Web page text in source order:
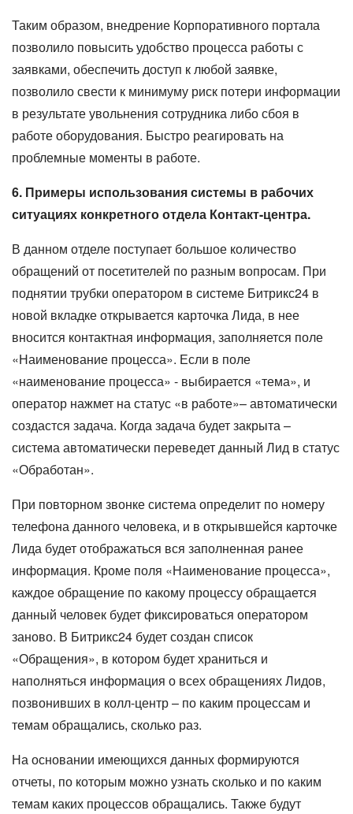
Таким образом, внедрение Корпоративного портала
позволило повысить удобство процесса работы с
заявками, обеспечить доступ к любой заявке,
позволило свести к минимуму риск потери информации
в результате увольнения сотрудника либо сбоя в
работе оборудования. Быстро реагировать на
проблемные моменты в работе.
6. Примеры использования системы в рабочих
ситуациях конкретного отдела Контакт-центра.
В данном отделе поступает большое количество
обращений от посетителей по разным вопросам. При
поднятии трубки оператором в системе Битрикс24 в
новой вкладке открывается карточка Лида, в нее
вносится контактная информация, заполняется поле
«Наименование процесса». Если в поле
«наименование процесса» - выбирается «тема», и
оператор нажмет на статус «в работе»– автоматически
создастся задача. Когда задача будет закрыта –
система автоматически переведет данный Лид в статус
«Обработан».
При повторном звонке система определит по номеру
телефона данного человека, и в открывшейся карточке
Лида будет отображаться вся заполненная ранее
информация. Кроме поля «Наименование процесса»,
каждое обращение по какому процессу обращается
данный человек будет фиксироваться оператором
заново. В Битрикс24 будет создан список
«Обращения», в котором будет храниться и
наполняться информация о всех обращениях Лидов,
позвонивших в колл-центр – по каким процессам и
темам обращались, сколько раз.
На основании имеющихся данных формируются
отчеты, по которым можно узнать сколько и по каким
темам каких процессов обращались. Также будут